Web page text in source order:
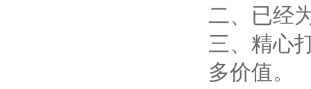
二、已经
三、精心
多价值。